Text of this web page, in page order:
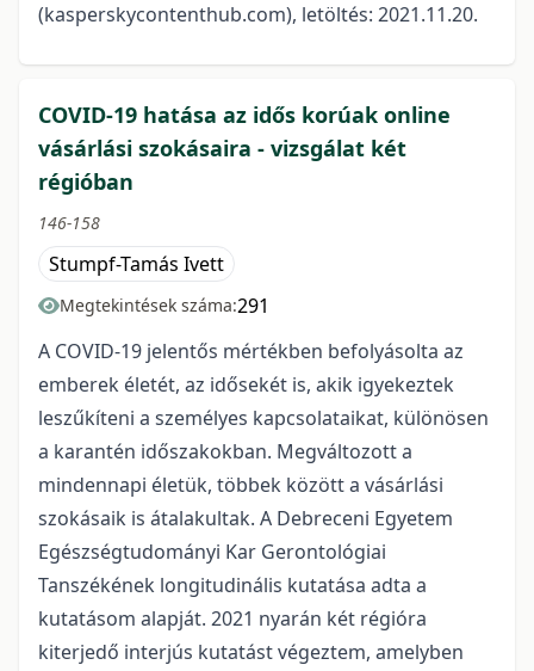
(kasperskycontenthub.com), letöltés: 2021.11.20.
COVID-19 hatása az idős korúak online
vásárlási szokásaira - vizsgálat két
régióban
146-158
Stumpf-Tamás Ivett
Megtekintések száma:291
A COVID-19 jelentős mértékben befolyásolta az
emberek életét, az idősekét is, akik igyekeztek
leszűkíteni a személyes kapcsolataikat, különösen
a karantén időszakokban. Megváltozott a
mindennapi életük, többek között a vásárlási
szokásaik is átalakultak. A Debreceni Egyetem
Egészségtudományi Kar Gerontológiai
Tanszékének longitudinális kutatása adta a
kutatásom alapját. 2021 nyarán két régióra
kiterjedő interjús kutatást végeztem, amelyben